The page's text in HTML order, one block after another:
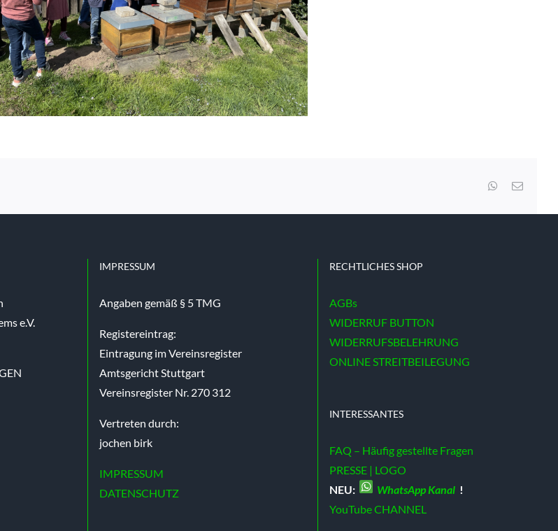
WhatsApp
E-
e.V.
IMPRESSUM
Angaben gemäß § 5 TMG
Registereintrag:
Eintragung im Vereinsregister
Amtsgericht Stuttgart
Vereinsregister Nr. 270 312
Vertreten durch:
jochen birk
IMPRESSUM
DATENSCHUTZ
RECHTLICHES SHOP
AGBs
WIDERRUF BUTTON
WIDERRUFSBELEHRUNG
ONLINE STREITBEILEGUNG
INTERESSANTES
FAQ – Häufig gestellte Fragen
PRESSE | LOGO
NEU:
WhatsApp Kanal !
YouTube CHANNEL